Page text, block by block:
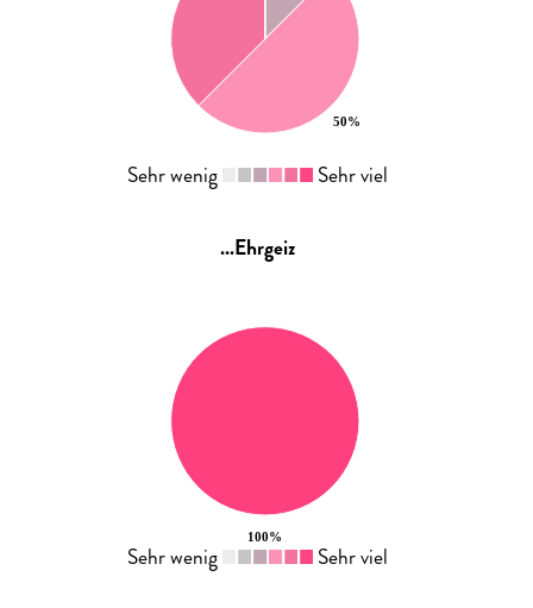
Sehr wenig Sehr viel
...Ehrgeiz
Sehr wenig Sehr viel